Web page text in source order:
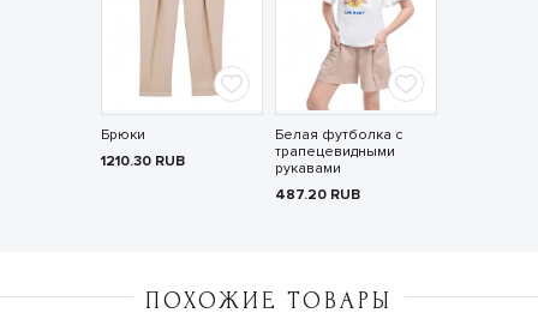
Брюки
1210.30 RUB
Белая футболка с
трапецевидными
рукавами
487.20 RUB
ПОХОЖИЕ ТОВАРЫ